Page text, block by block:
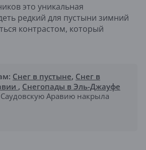
это уникальная
редкий для пустыни зимний
контрастом, который
Снег в пустыне, Снег в
, Снегопады в Эль-Джауфе
Аравию накрыла